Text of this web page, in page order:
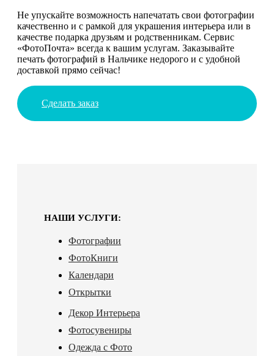
Не упускайте возможность напечатать свои фотографии
качественно и с рамкой для украшения интерьера или в
качестве подарка друзьям и родственникам. Сервис
«ФотоПочта» всегда к вашим услугам. Заказывайте
печать фотографий в Нальчике недорого и с удобной
доставкой прямо сейчас!
Сделать заказ
НАШИ УСЛУГИ:
Фотографии
ФотоКниги
Календари
Открытки
Декор Интерьера
Фотосувениры
Одежда с Фото